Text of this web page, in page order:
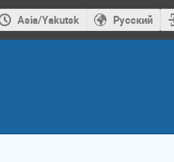
Asia/Yakutsk Русский